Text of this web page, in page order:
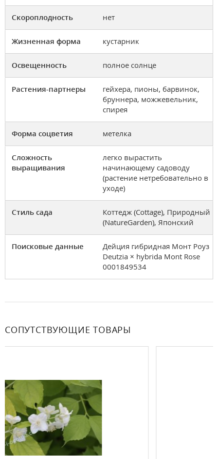
Скороплодность нет
Жизненная форма кустарник
Освещенность полное солнце
Растения-партнеры
гейхера, пионы, барвинок,
бруннера, можжевельник,
спирея
Форма соцветия метелка
Сложность
выращивания
легко вырастить
начинающему садоводу
(растение нетребовательно в
уходе)
Стиль сада
Коттедж (Cottage), Природный
(NatureGarden), Японский
Поисковые данные
Дейция гибридная Монт Роуз
Deutzia × hybrida Mont Rose
0001849534
СОПУТСТВУЮЩИЕ ТОВАРЫ